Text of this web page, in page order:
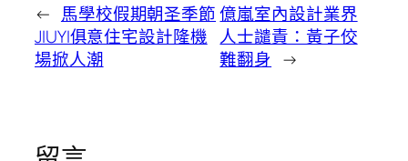
← 馬學校假期朝圣季節
JIUYI俱意住宅設計隆機
場掀人潮
億嵐室內設計業界
人士譴責：黃子佼
難翻身 →